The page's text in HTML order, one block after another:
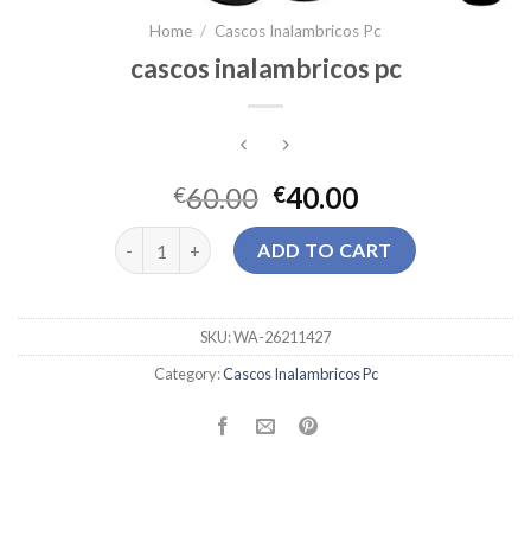
Home / Cascos Inalambricos Pc
cascos inalambricos pc
€60.00 €40.00
cascos inalambricos pc quantity
ADD TO CART
SKU:WA-26211427
Category:Cascos Inalambricos Pc